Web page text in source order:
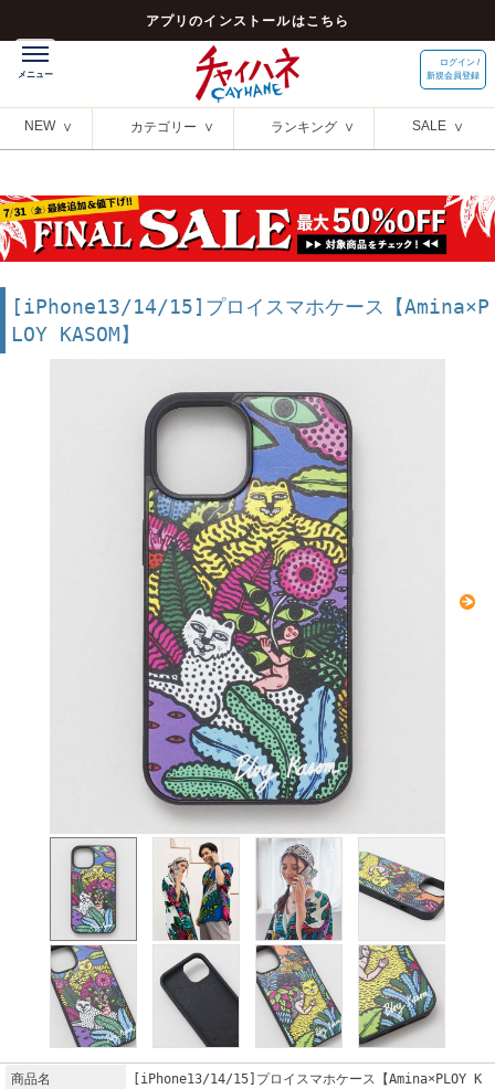
アプリのインストールはこちら
ログイン /
新規会員登録
NEW カテゴリー ランキング SALE
[iPhone13/14/15]プロイスマホケース【Amina×P
LOY KASOM】
商品名
[iPhone13/14/15]プロイスマホケース【Amina×PLOY K